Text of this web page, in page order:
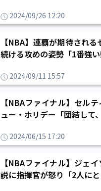
2024/09/26 12:20
【NBA】連覇が期待され
続ける攻めの姿勢「1番強
2024/09/11 15:57
【NBAファイナル】セル
ュー・ホリデー「団結して
2024/06/15 17:20
【NBAファイナル】ジェ
説に指揮官が怒り「2人に